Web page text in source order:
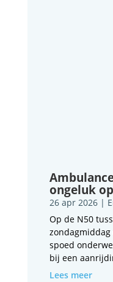
ongeluk
26 apr 2026|
Op de N50
spoed
bij een
Lees meer